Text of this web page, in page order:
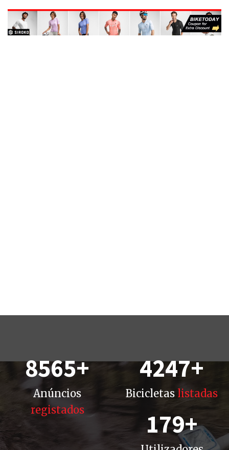
8565+
Anúncios
registados
4247+
Bicicletaslistadas
179+